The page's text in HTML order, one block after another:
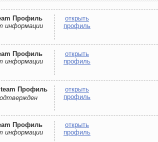
Профиль
информации
открыть
профиль
Профиль
информации
открыть
профиль
Профиль
открыть
профиль
Профиль
информации
открыть
профиль